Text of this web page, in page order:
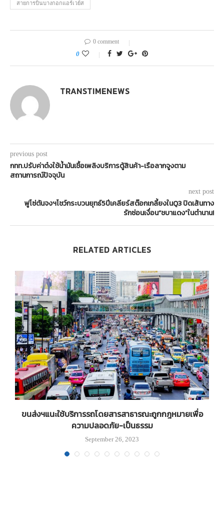
สายการบินบางกอกแอร์เวย์ส
0 comment
0
TRANSTIMENEWS
previous post
กทท.ปรับค่าต๋งใช้น้ำมันเชื้อเพลิงบริการตู้สินค้า-เรือลากจูงตาม
สถานการณ์ปัจจุบัน
next post
ฟูโซ่ตันจงฯโชว์กระบวนยุทธ์5ปีเคลียร์สต๊อกเกลี้ยงในQ3 ปิดเส้นทาง
รักซ่อนเงื่อน“ชบาแดง”ในตำนาน!
RELATED ARTICLES
ขนส่งฯแนะใช้บริการรถโดยสารสาธารณะถูกกฎหมายเพื่อ
ความปลอดภัย-เป็นธรรม
September 26, 2023